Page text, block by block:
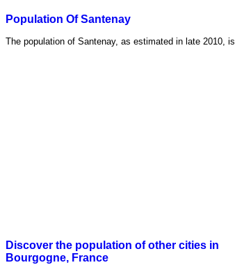
Population Of Santenay
The population of Santenay, as estimated in late 2010, is
Discover the population of other cities in
Bourgogne, France